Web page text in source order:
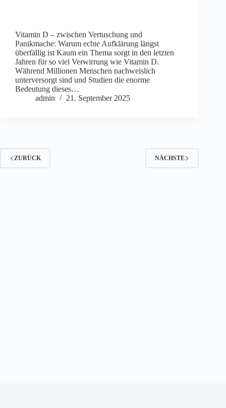
Vitamin D – zwischen Vertuschung und
Panikmache: Warum echte Aufklärung längst
überfällig ist Kaum ein Thema sorgt in den letzten
Jahren für so viel Verwirrung wie Vitamin D.
Während Millionen Menschen nachweislich
unterversorgt sind und Studien die enorme
Bedeutung dieses…
admin
21. September 2025
ZURÜCK NÄCHSTE